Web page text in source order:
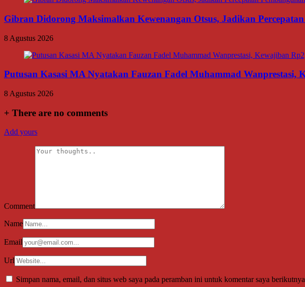
Gibran Didorong Maksimalkan Kewenangan Otsus, Jadikan
8 Agustus 2026
Putusan Kasasi MA Nyatakan Fauzan Fadel Muhammad Wanprestasi,
8 Agustus 2026
+ There are no comments
Add yours
Comment
Name
Email
Url
Simpan nama, email, dan situs web saya pada peramban ini untuk komentar saya